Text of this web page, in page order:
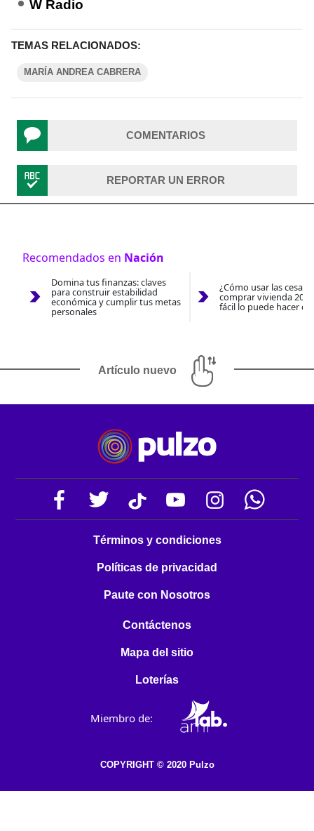
W Radio
TEMAS RELACIONADOS:
MARÍA ANDREA CABRERA
COMENTARIOS
REPORTAR UN ERROR
Recomendados en Nación
Domina tus finanzas: claves
para construir estabilidad
económica y cumplir tus metas
personales
¿Cómo usar las
comprar vivienda
fácil lo puede hacer
Artículo nuevo
Términos y condiciones
Políticas de privacidad
Paute con Nosotros
Contáctenos
Mapa del sitio
Loterías
Miembro de:
COPYRIGHT © 2020 Pulzo